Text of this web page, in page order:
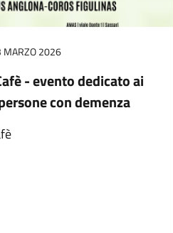
MARZO 2026
- evento dedicato ai
con demenza